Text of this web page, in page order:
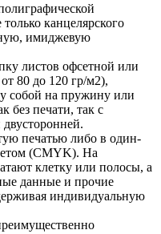
канцелярского
имиджевую
листов офсетной или
80 до 120 гр/м2),
собой на пружину или
без печати, так с
печатью либо в один-
(CMYK). На
клетку или полосы, а
данные и прочие
индивидуальную